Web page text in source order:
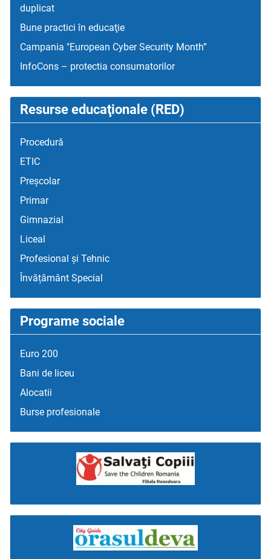
duplicat
Bune practici în educaţie
Campania "European Cyber Security Month”
InfoCons – protectia consumatorilor
Resurse educaţionale (RED)
Procedură
ETIC
Preșcolar
Primar
Gimnazial
Liceal
Profesional și Tehnic
Învățământ Special
Programe sociale
Euro 200
Bani de liceu
Alocatii
Burse profesionale